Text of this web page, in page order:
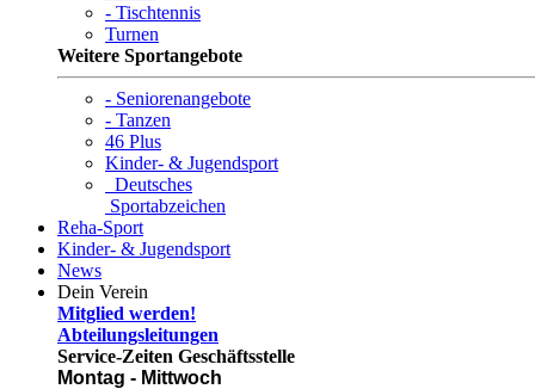
- Tischtennis
Turnen
Weitere Sportangebote
- Seniorenangebote
- Tanzen
46 Plus
Kinder- & Jugendsport
Deutsches
Sportabzeichen
Reha-Sport
Kinder- & Jugendsport
News
Dein Verein
Mitglied werden!
Abteilungsleitungen
Service-Zeiten Geschäftsstelle
Montag - Mittwoch